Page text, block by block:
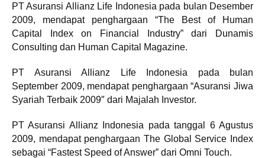
PT Asuransi Allianz Life Indonesia pada bulan Desember
2009, mendapat penghargaan “The Best of Human
Capital Index on Financial Industry” dari Dunamis
Consulting dan Human Capital Magazine.
PT Asuransi Allianz Life Indonesia pada bulan
September 2009, mendapat penghargaan “Asuransi Jiwa
Syariah Terbaik 2009″ dari Majalah Investor.
PT Asuransi Allianz Indonesia pada tanggal 6 Agustus
2009, mendapat penghargaan The Global Service Index
sebagai “Fastest Speed of Answer” dari Omni Touch.